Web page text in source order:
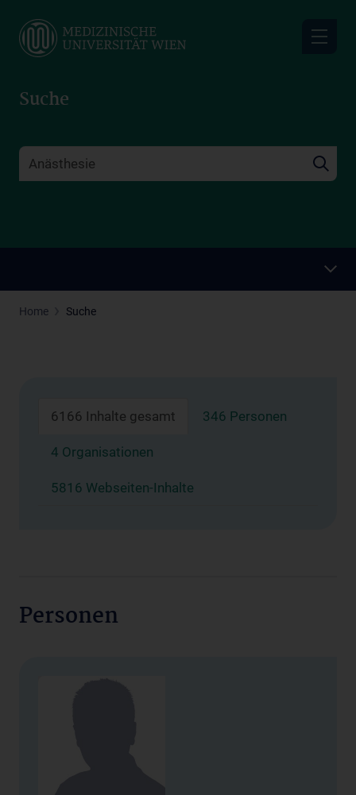
main
Suche
Home Suche
6166 Inhalte gesamt 346 Personen
4 Organisationen
5816 Webseiten-Inhalte
Personen